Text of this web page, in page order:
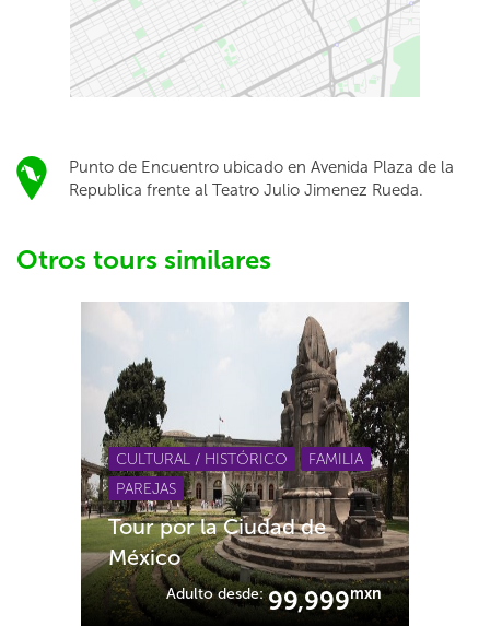
Punto de Encuentro ubicado en Avenida Plaza de la
Republica frente al Teatro Julio Jimenez Rueda.
Otros tours similares
CULTURAL / HISTÓRICO
FAMILIA
PAREJAS
Tour por la Ciudad de
México
Adulto desde:99,999mxn